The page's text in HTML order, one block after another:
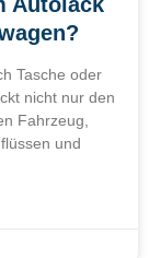
Tasche oder
nicht nur den
Fahrzeug,
und